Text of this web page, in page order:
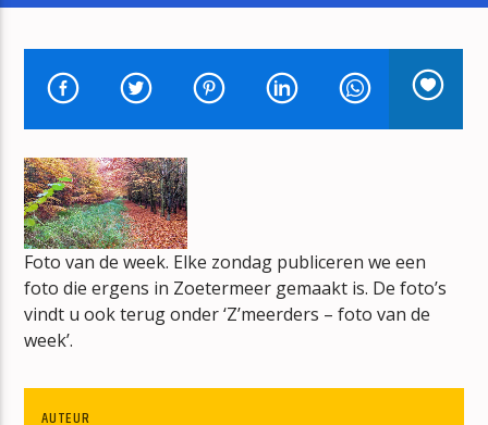
DE CONNECTIE
DE RUITER
Foto van de week. Elke zondag publiceren we een
foto die ergens in Zoetermeer gemaakt is. De foto’s
vindt u ook terug onder ‘Z’meerders – foto van de
week’.
AUTEUR